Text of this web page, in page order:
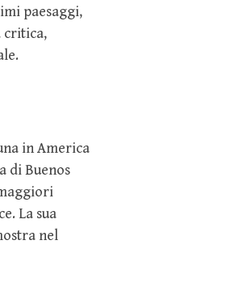
paesaggi,
critica,
in America
di Buenos
La sua
nel